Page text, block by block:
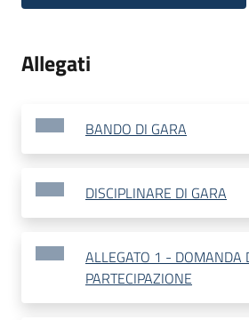
Allegati
BANDO DI GARA
DISCIPLINARE DI GARA
ALLEGATO 1 - DOMANDA
PARTECIPAZIONE